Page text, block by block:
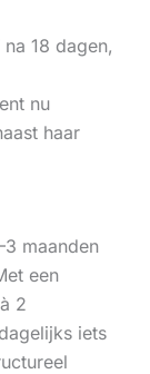
18 dagen,
nu
haar
maanden
een
2
iets